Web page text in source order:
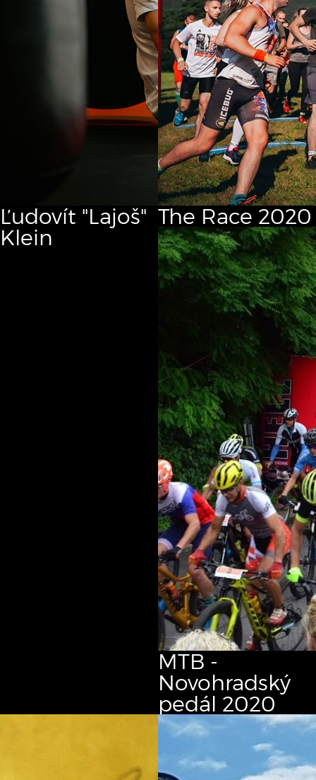
Ľudovít "Lajoš"
Klein
The Race 2020
MTB -
Novohradský
pedál 2020